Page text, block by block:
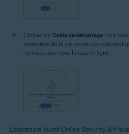
Cliquez sur Guide de démarrage pour
protection de la vie privée qui vous
les traces que vous laissez en ligne.
L’extension Avast Online Security &